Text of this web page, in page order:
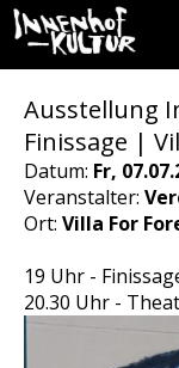
Ausstellung
Finissage |
Datum: Fr,
Veranstalter:
Ort: Villa For
19 Uhr -
20.30 Uhr -